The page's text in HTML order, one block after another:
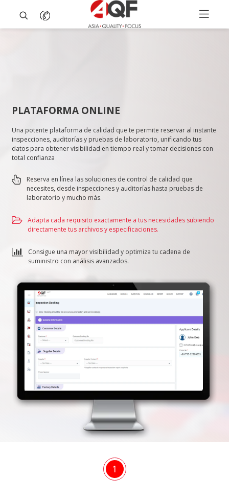
PLATAFORMA ONLINE
Una potente plataforma de calidad que te permite reservar al instante
inspecciones, auditorías y pruebas de laboratorio, unificando tus
datos para obtener visibilidad en tiempo real y tomar decisiones con
total confianza
Reserva en línea las soluciones de control de calidad que
necesites, desde inspecciones y auditorías hasta pruebas de
laboratorio y mucho más.
Adapta cada requisito exactamente a tus necesidades subiendo
directamente tus archivos y especificaciones.
Consigue una mayor visibilidad y optimiza tu cadena de
suministro con análisis avanzados.
1